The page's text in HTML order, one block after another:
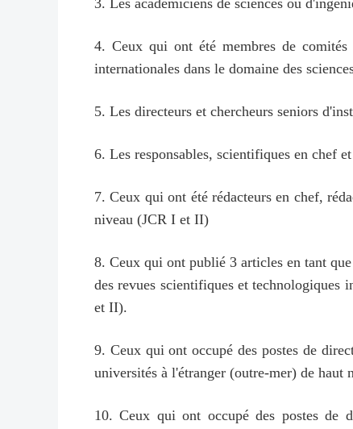
3. Les académiciens de sciences ou
4. Ceux qui ont été membres de comités
internationales dans le domaine des
5. Les directeurs et chercheurs seniors
6. Les responsables, scientifiques en chef
7. Ceux qui ont été rédacteurs en chef,
niveau (JCR I et II)
8. Ceux qui ont publié 3 articles en tant
des revues scientifiques et
et II).
9. Ceux qui ont occupé des postes de
universités à l'étranger (outre-mer) de haut
10. Ceux qui ont occupé des postes de